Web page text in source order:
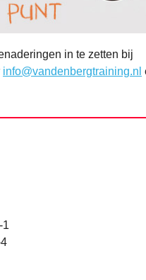
in te zetten bij
info@vandenbergtraining.nl
1